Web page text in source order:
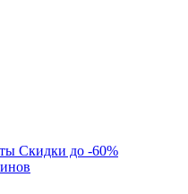
Скидки до -60%